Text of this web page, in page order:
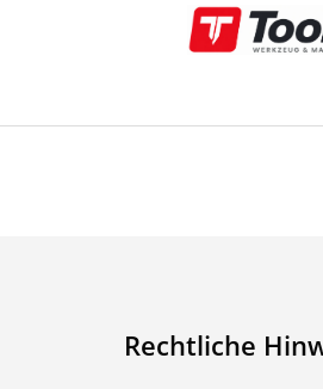
Rechtliche